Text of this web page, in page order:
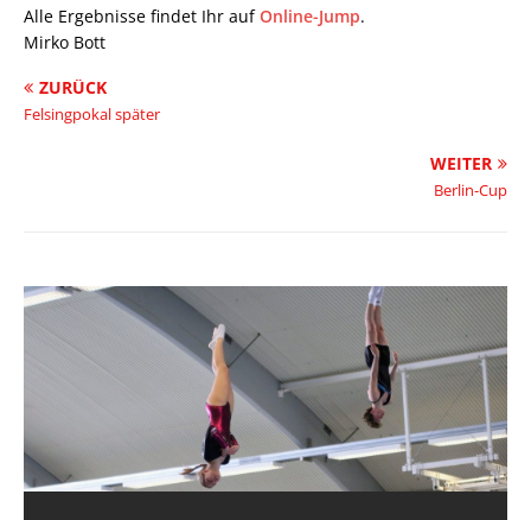
Alle Ergebnisse findet Ihr aufOnline-Jump.
Mirko Bott
ZURÜCK
Felsingpokal später
WEITER
Berlin-Cup